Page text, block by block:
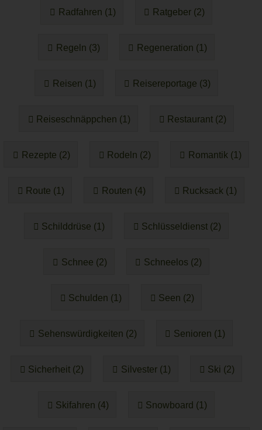
Radfahren (1) Ratgeber (2)
Regeln (3) Regeneration (1)
Reisen (1) Reisereportage (3)
Reiseschnäppchen (1) Restaurant (2)
Rezepte (2) Rodeln (2) Romantik (1)
Route (1) Routen (4) Rucksack (1)
Schilddrüse (1) Schlüsseldienst (2)
Schnee (2) Schneelos (2)
Schulden (1) Seen (2)
Sehenswürdigkeiten (2) Senioren (1)
Sicherheit (2) Silvester (1) Ski (2)
Skifahren (4) Snowboard (1)